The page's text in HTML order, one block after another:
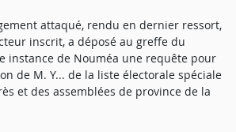
attaqué, rendu en dernier ressort,
inscrit, a déposé au greffe du
instance de Nouméa une requête pour
de M. Y... de la liste électorale spéciale
et des assemblées de province de la